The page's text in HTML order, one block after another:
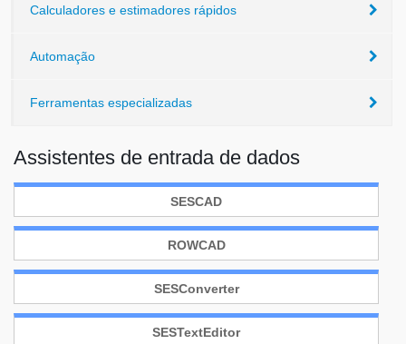
Calculadores e estimadores rápidos
Automação
Ferramentas especializadas
Assistentes de entrada de dados
SESCAD
ROWCAD
SESConverter
SESTextEditor